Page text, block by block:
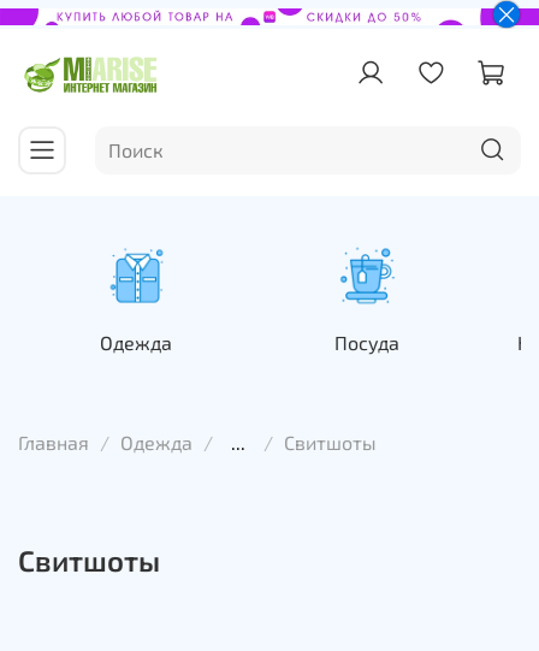
Одежда Посуда
Главная Одежда ... Свитшоты
Свитшоты